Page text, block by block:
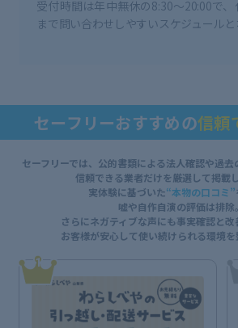
受付時間は年中無休の8:30〜20:00で
まで問い合わせしやすいスケジュールと
セーフリーおすすめの信頼
セーフリーでは、公的書類による法人確認や過去
信頼できる業者だけを厳選して掲載し
実体験に基づいた“本物の口コミ”
嘘や自作自演の評価は排除。
さらにネガティブな声にも事実確認と改
お客様が安心して使い続けられる環境を
1